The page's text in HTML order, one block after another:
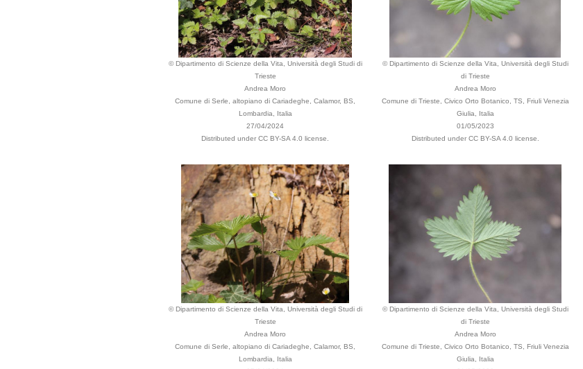
© Dipartimento di Scienze della Vita, Università degli Studi di
Trieste
Andrea Moro
Comune di Serle, altopiano di Cariadeghe, Calamor, BS,
Lombardia, Italia
27/04/2024
Distributed under CC BY-SA 4.0 license.
© Dipartimento di Scienze della Vita, Università degli Studi
di Trieste
Andrea Moro
Comune di Trieste, Civico Orto Botanico, TS, Friuli Venezia
Giulia, Italia
01/05/2023
Distributed under CC BY-SA 4.0 license.
© Dipartimento di Scienze della Vita, Università degli Studi di
Trieste
Andrea Moro
Comune di Serle, altopiano di Cariadeghe, Calamor, BS,
Lombardia, Italia
© Dipartimento di Scienze della Vita, Università degli Studi
di Trieste
Andrea Moro
Comune di Trieste, Civico Orto Botanico, TS, Friuli Venezia
Giulia, Italia